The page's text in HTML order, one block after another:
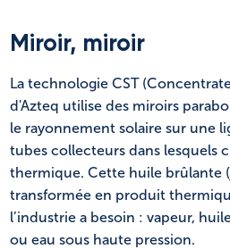
Miroir, miroir
La technologie CST
d'Azteq utilise des miroirs
le rayonnement solaire sur une
tubes collecteurs dans lesquels
thermique. Cette huile brûlante
transformée en produit
l’industrie a besoin : vapeur,
ou eau sous haute pression.